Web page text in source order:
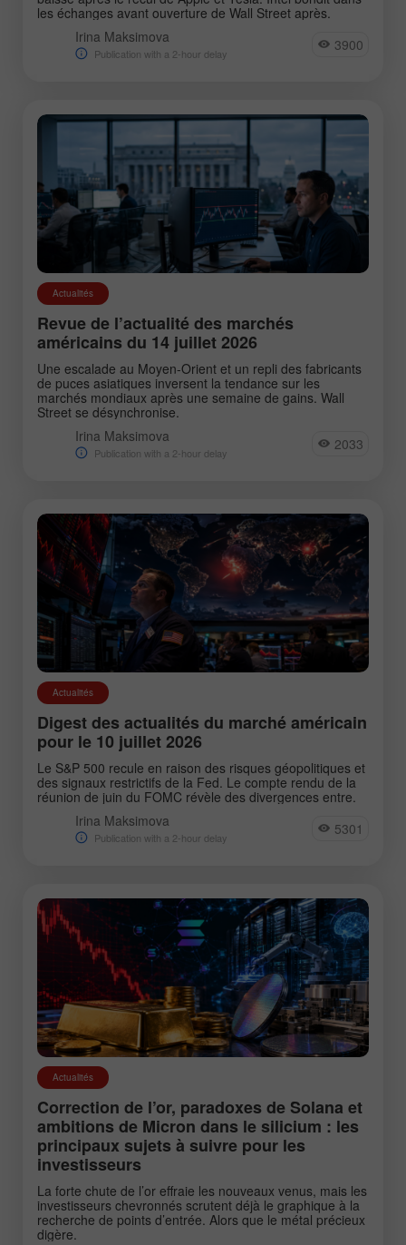
les échanges avant ouverture de Wall Street après.
Irina Maksimova
Publication with a 2-hour delay 3900
Actualités
Revue de l’actualité des marchés
américains du 14 juillet 2026
Une escalade au Moyen-Orient et un repli des fabricants
de puces asiatiques inversent la tendance sur les
marchés mondiaux après une semaine de gains. Wall
Street se désynchronise.
Irina Maksimova
Publication with a 2-hour delay 2033
Actualités
Digest des actualités du marché américain
pour le 10 juillet 2026
Le S&P 500 recule en raison des risques géopolitiques et
des signaux restrictifs de la Fed. Le compte rendu de la
réunion de juin du FOMC révèle des divergences entre.
Irina Maksimova
Publication with a 2-hour delay 5301
Actualités
Correction de l’or, paradoxes de Solana et
ambitions de Micron dans le silicium : les
principaux sujets à suivre pour les
investisseurs
La forte chute de l’or effraie les nouveaux venus, mais les
investisseurs chevronnés scrutent déjà le graphique à la
recherche de points d’entrée. Alors que le métal précieux
digère.